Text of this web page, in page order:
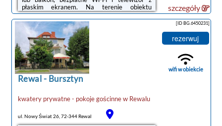
płaskim ekranem. Na terenie obiektu
dostępny jest prywatny parking.Do
dyspozycji Gości jest w pełni wyposażona
prywatna łazienka z prysznicem i suszarką do
włosów.Na terenie obiektu Dom Gościnny
Pola znajduje się plac zabaw i sprzęt do
grillowania.Odległość ważnych miejsc od
obiektu: Plaża Rewal – 800 m, PKP Kołobrzeg
– 48 km.Doba hotelowa od godziny 15:00 do
10:30.W obiekcie ...
szczegóły
noclegi Rewal
Rewal- Bursztyn
kwatery prywatne - pokoje gościnnew Rewalu
ul. Nowy Świat 26, 72-344 Rewal
[ID BG.6450231]
rezerwuj
wifi w obiekcie